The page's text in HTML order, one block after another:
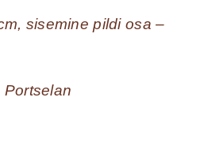
sisemine pildi osa –
Portselan